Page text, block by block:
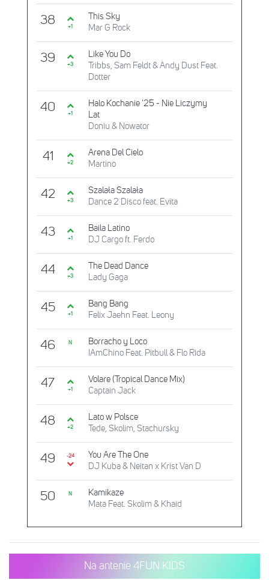
38 +1
This Sky
Mar G Rock
39 +3
Like You Do
Tribbs, Sam Feldt & Andy Dust Feat.
Dotter
40 +1
Halo Kochanie '25 - Nie Liczymy
Lat
Doniu & Nowator
41 +2
Arena Del Cielo
Martino
42 +3
Szalała Szalała
Dance 2 Disco feat. Evita
43 +1
Baila Latino
DJ Cargo ft. Ferdo
44 +3
The Dead Dance
Lady Gaga
45 +1
Bang Bang
Felix Jaehn Feat. Leony
46 N
Borracho y Loco
IAmChino Feat. Pitbull & Flo Rida
47 +1
Volare (Tropical Dance Mix)
Captain Jack
48 +2
Lato w Polsce
Tede, Skolim, Stachursky
49 -24
You Are The One
DJ Kuba & Neitan x Krist Van D
50 N
Kamikaze
Mata Feat. Skolim & Khaid
Na antenie 4FUN KIDS